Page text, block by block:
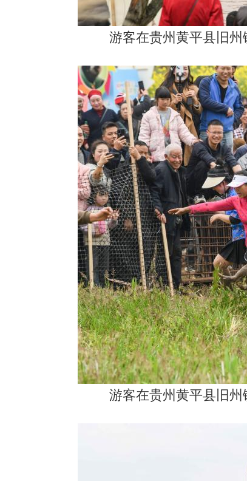
游客在贵州黄平县旧州
游客在贵州黄平县旧州